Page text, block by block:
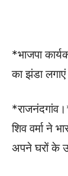
*भाजपा
का झंडा लगाएं
शिव वर्मा ने
अपने घरों के